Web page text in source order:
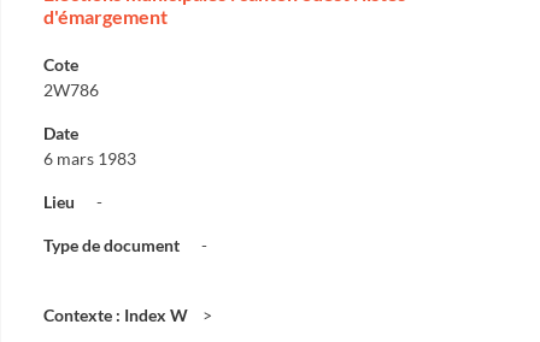
d'émargement
Cote
2W786
Date
6 mars 1983
Lieu -
Type de document -
Contexte : Index W